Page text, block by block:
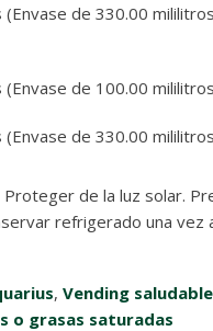
(Envase de 330.00
(Envase de 100.00
(Envase de 330.00
Proteger de la luz solar.
refrigerado una
, Vending
o grasas saturadas